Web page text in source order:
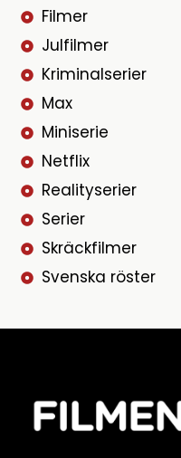
Filmer
Julfilmer
Kriminalserier
Max
Miniserie
Netflix
Realityserier
Serier
Skräckfilmer
Svenska röster